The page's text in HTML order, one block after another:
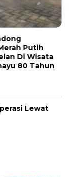
Putih
Di Wisata
80 Tahun
Lewat